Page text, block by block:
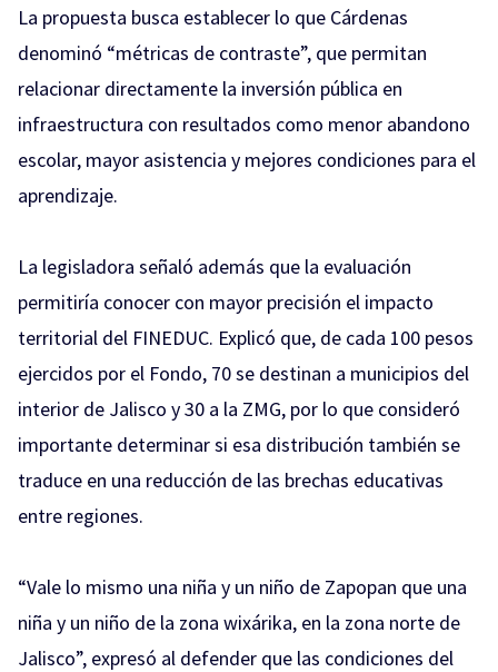
La propuesta busca establecer lo que Cárdenas
denominó “métricas de contraste”, que permitan
relacionar directamente la inversión pública en
infraestructura con resultados como menor abandono
escolar, mayor asistencia y mejores condiciones para el
aprendizaje.
La legisladora señaló además que la evaluación
permitiría conocer con mayor precisión el impacto
territorial del FINEDUC. Explicó que, de cada 100 pesos
ejercidos por el Fondo, 70 se destinan a municipios del
interior de Jalisco y 30 a la ZMG, por lo que consideró
importante determinar si esa distribución también se
traduce en una reducción de las brechas educativas
entre regiones.
“Vale lo mismo una niña y un niño de Zapopan que una
niña y un niño de la zona wixárika, en la zona norte de
Jalisco”, expresó al defender que las condiciones del